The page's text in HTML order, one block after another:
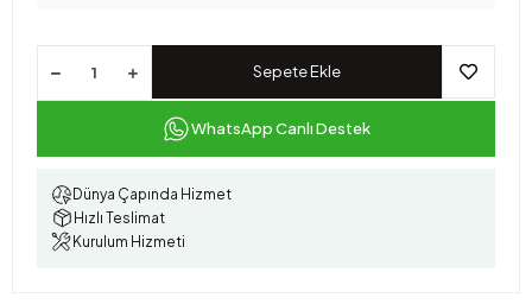
Sepete Ekle
WhatsApp Canlı Destek
Dünya Çapında Hizmet
Hızlı Teslimat
Kurulum Hizmeti